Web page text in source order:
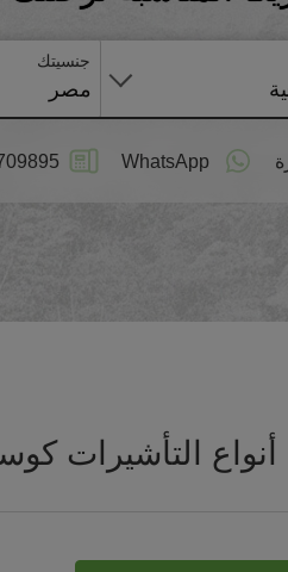
جنسيتك
مصر
WhatsApp
أنواع التأشيرات